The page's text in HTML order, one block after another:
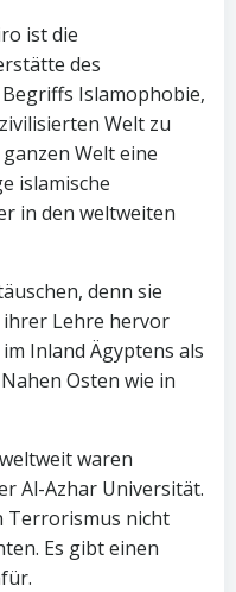
ist die
des
Islamophobie,
Welt zu
Welt eine
islamische
in den weltweiten
denn sie
Lehre hervor
Inland Ägyptens als
Osten wie in
waren
Al-Azhar Universität.
Terrorismus nicht
Es gibt einen